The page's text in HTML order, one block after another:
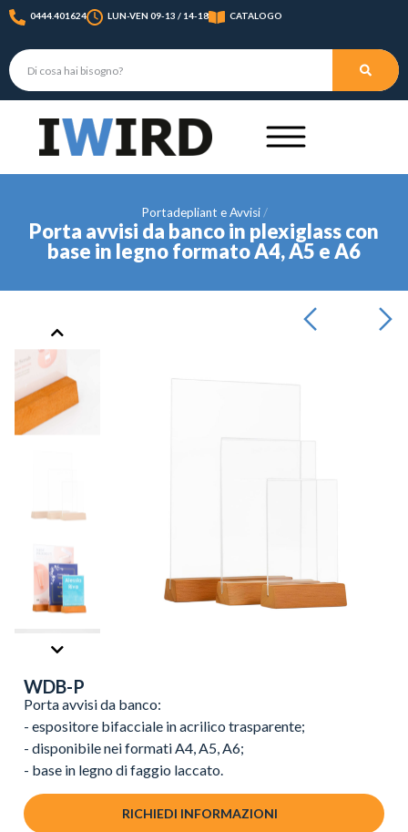
0444.401624 LUN-VEN 09-13 / 14-18 CATALOGO
Portadepliant e Avvisi
Porta avvisi da banco in plexiglass con
base in legno formato A4, A5 e A6
WDB-P
Porta avvisi da banco:
- espositore bifacciale in acrilico trasparente;
- disponibile nei formati A4, A5, A6;
- base in legno di faggio laccato.
RICHIEDI INFORMAZIONI